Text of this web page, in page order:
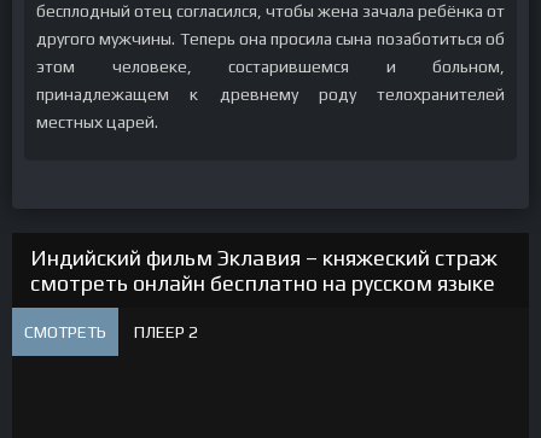
бесплодный отец согласился, чтобы жена зачала ребёнка от
другого мужчины. Теперь она просила сына позаботиться об
этом человеке, состарившемся и больном,
принадлежащем к древнему роду телохранителей
местных царей.
Индийский фильм Эклавия – княжеский страж
смотреть онлайн бесплатно на русском языке
СМОТРЕТЬ ПЛЕЕР 2